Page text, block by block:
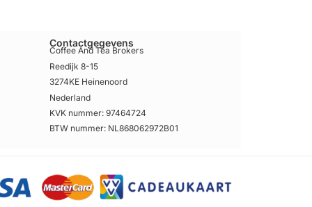
Contactgegevens
Coffee And Tea Brokers
Reedijk 8-15
3274KE Heinenoord
Nederland
KVK nummer: 97464724
BTW nummer: NL868062972B01